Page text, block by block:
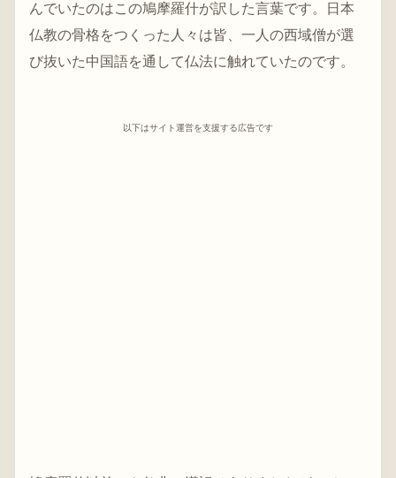
んでいたのはこの鳩摩羅什が訳した言葉です。日本
仏教の骨格をつくった人々は皆、一人の西域僧が選
び抜いた中国語を通して仏法に触れていたのです。
以下はサイト運営を支援する広告です